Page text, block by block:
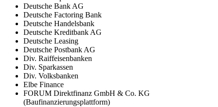
Deutsche Bank AG
Deutsche Factoring Bank
Deutsche Handelsbank
Deutsche Kreditbank AG
Deutsche Leasing
Deutsche Postbank AG
Div. Raiffeisenbanken
Div. Sparkassen
Div. Volksbanken
Elbe Finance
FORUM Direktfinanz GmbH & Co. KG
(Baufinanzierungsplattform)